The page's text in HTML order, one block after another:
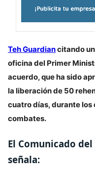
Teh Guardiancitando
oficina del Primer
acuerdo, que ha sido
la liberación de 50
cuatro días, durante los
combates.
El Comunicado
señala: